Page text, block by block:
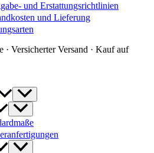
und Erstattungsrichtlinien
und Lieferung
Versicherter Versand · Kauf auf